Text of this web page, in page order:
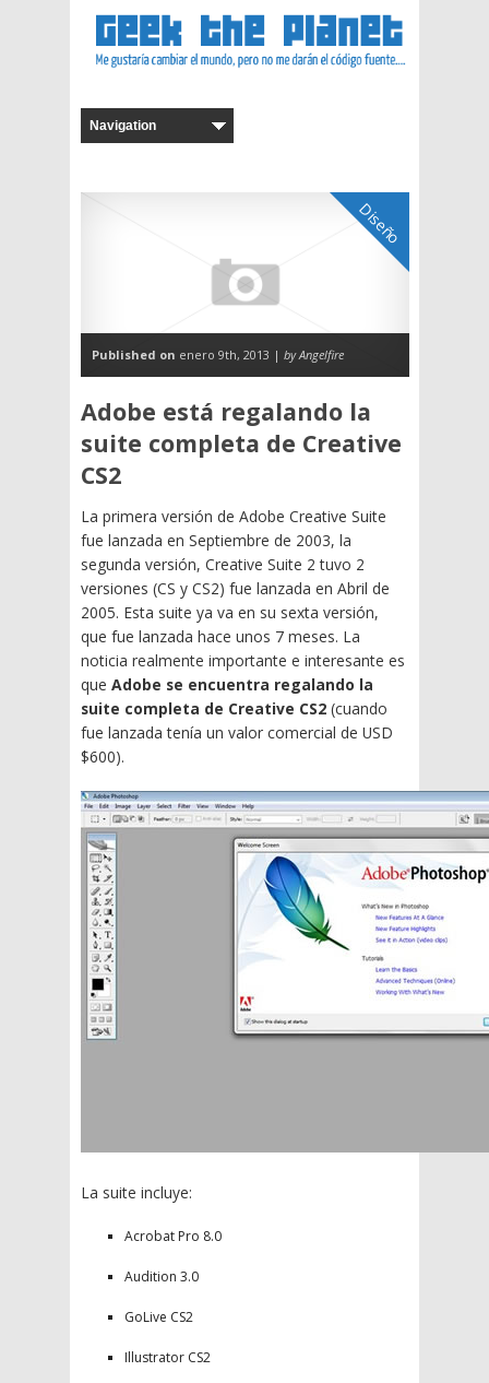
Diseño
Published on enero 9th, 2013 | by Angelfire
Adobe está regalando la
suite completa de Creative
CS2
La primera versión de Adobe Creative Suite
fue lanzada en Septiembre de 2003, la
segunda versión, Creative Suite 2 tuvo 2
versiones (CS y CS2) fue lanzada en Abril de
2005. Esta suite ya va en su sexta versión,
que fue lanzada hace unos 7 meses. La
noticia realmente importante e interesante es
que Adobe se encuentra regalando la
suite completa de Creative CS2 (cuando
fue lanzada tenía un valor comercial de USD
$600).
La suite incluye:
Acrobat Pro 8.0
Audition 3.0
GoLive CS2
Illustrator CS2